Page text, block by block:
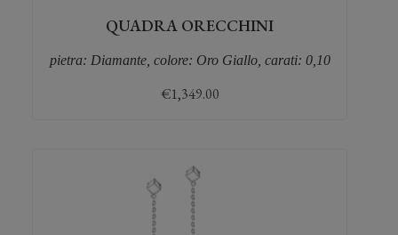
QUADRA ORECCHINI
pietra: Diamante, colore: Oro Giallo, carati: 0,10
€1,349.00